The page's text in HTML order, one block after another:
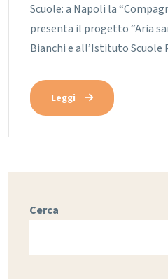
Scuole: a Napoli la
presenta il progetto “Aria
Bianchi e all’Istituto Scuole
Leggi
Cerca